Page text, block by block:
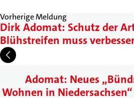
Vorherige Meldung
Dirk Adomat: Schutz der
Blühstreifen muss
Adomat: Neues
Wohnen in